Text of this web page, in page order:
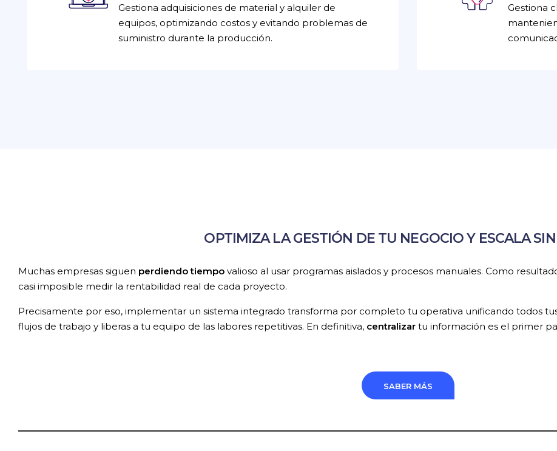
Gestiona adquisiciones de material y alquiler de
equipos, optimizando costos y evitando problemas de
suministro durante la producción.
Gestiona
OPTIMIZA LA GESTIÓN DE TU NEGOCIO Y ESCALA
Muchas empresas siguen perdiendo tiempo valioso al usar programas aislados y procesos manuales. Como
casi imposible medir la rentabilidad real de cada proyecto.
Precisamente por eso, implementar un sistema integrado transforma por completo tu operativa unificando todos
flujos de trabajo y liberas a tu equipo de las labores repetitivas. En definitiva, centralizar tu información es el primer
SABER MÁS